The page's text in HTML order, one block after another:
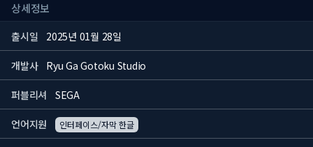
상세정보
출시일 2025년 01월 28일
개발사 Ryu Ga Gotoku Studio
퍼블리셔 SEGA
언어지원 인터페이스/자막 한글